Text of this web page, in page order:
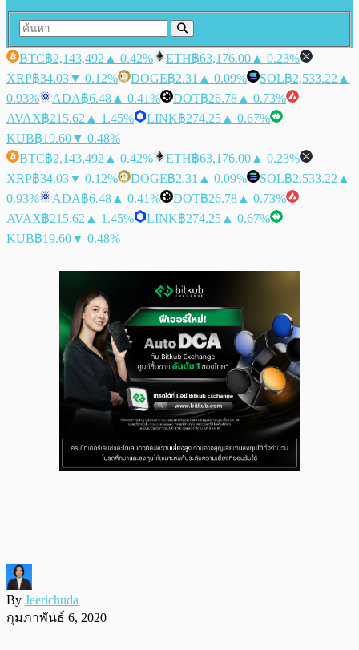
BTC฿2,143,492 ▲ 0.42% ETH฿63,176.00 ▲ 0.23%
XRP฿34.03▼ 0.12% DOGE฿2.31 ▲ 0.09% SOL฿2,533.22 ▲
0.93%
ADA฿6.48 ▲ 0.41% DOT฿26.78 ▲ 0.73%
AVAX฿215.62 ▲ 1.45% LINK฿274.25 ▲ 0.67%
KUB฿19.60▼ 0.48%
BTC฿2,143,492 ▲ 0.42% ETH฿63,176.00 ▲ 0.23%
XRP฿34.03▼ 0.12% DOGE฿2.31 ▲ 0.09% SOL฿2,533.22 ▲
0.93%
ADA฿6.48 ▲ 0.41% DOT฿26.78 ▲ 0.73%
AVAX฿215.62 ▲ 1.45% LINK฿274.25 ▲ 0.67%
KUB฿19.60▼ 0.48%
By Jeerichuda
กุมภาพันธ์ 6, 2020